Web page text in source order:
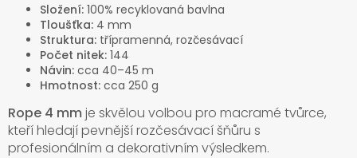
Složení: 100% recyklovaná bavlna
Tloušťka: 4 mm
Struktura: třípramenná, rozčesávací
Počet nitek: 144
Návin: cca 40–45 m
Hmotnost: cca 250 g
Rope 4 mm je skvělou volbou pro macramé tvůrce,
kteří hledají pevnější rozčesávací šňůru s
profesionálním a dekorativním výsledkem.